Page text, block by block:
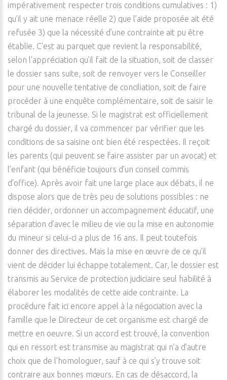
impérativement respecter trois conditions cumulatives : 1)
qu’il y ait une menace réelle 2) que l’aide proposée ait été
refusée 3) que la nécessité d’une contrainte ait pu être
établie. C’est au parquet que revient la responsabilité,
selon l’appréciation qu’il fait de la situation, soit de classer
le dossier sans suite, soit de renvoyer vers le Conseiller
pour une nouvelle tentative de conciliation, soit de faire
procéder à une enquête complémentaire, soit de saisir le
tribunal de la jeunesse. Si le magistrat est officiellement
chargé du dossier, il va commencer par vérifier que les
conditions de sa saisine ont bien été respectées. Il reçoit
les parents (qui peuvent se faire assister par un avocat) et
l’enfant (qui bénéficie toujours d’un conseil commis
d’office). Après avoir fait une large place aux débats, il ne
dispose alors que de très peu de solutions possibles : ne
rien décider, ordonner un accompagnement éducatif, une
séparation d’avec le milieu de vie ou la mise en autonomie
du mineur si celui-ci a plus de 16 ans. Il peut toutefois
donner des directives. Mais la mise en œuvre de ce qu’il
vient de décider lui échappe totalement. Car, le dossier est
transmis au Service de protection judiciaire seul habilité à
élaborer les modalités de cette aide contrainte. La
procédure fait ici encore appel à la négociation avec la
famille que le Directeur de cet organisme est chargé de
mettre en oeuvre. Si un accord est trouvé, la convention
qui en ressort est transmise au magistrat qui n’a d’autre
choix que de l’homologuer, sauf à ce qui s’y trouve soit
contraire aux bonnes mœurs. En cas de désaccord, la